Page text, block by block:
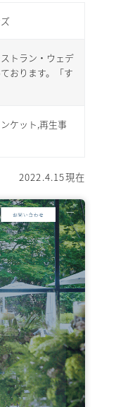
トラン・ウェデ
おります。「す
ケット,再生事
2022.4.15現在